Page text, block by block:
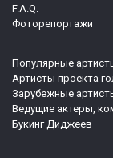
F.A.Q.
Фоторепортажи
Популярные
Артисты проекта
Зарубежные
Ведущие актеры,
Букинг Диджеев